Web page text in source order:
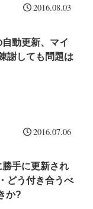
2016.08.03
動更新、マイ
謝しても問題は
2016.07.06
手に更新され
どう付き合うべ
か?